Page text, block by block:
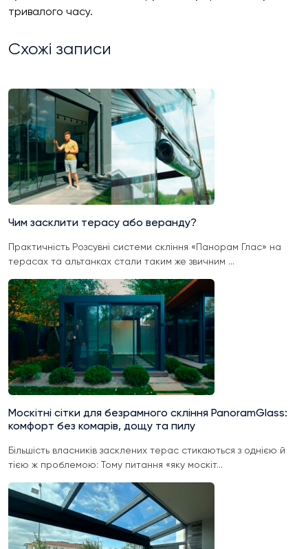
тривалого часу.
Схожі записи
Чим засклити терасу або веранду?
Практичність Розсувні системи скління «Панорам Глас» на
терасах та альтанках стали таким же звичним ...
Москітні сітки для безрамного скління PanoramGlass:
комфорт без комарів, дощу та пилу
Більшість власників засклених терас стикаються з однією й
тією ж проблемою: Тому питання «яку москіт...